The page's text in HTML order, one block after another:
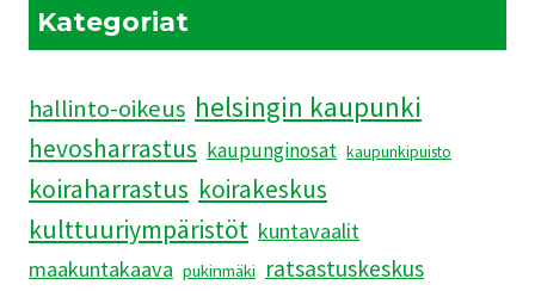
JÄRKYTTIVÄT
Kategoriat
hallinto-oikeus helsingin kaupunki
hevosharrastus kaupunginosat kaupunkipuisto
koiraharrastus koirakeskus
kulttuuriympäristöt kuntavaalit
maakuntakaava pukinmäki ratsastuskeskus